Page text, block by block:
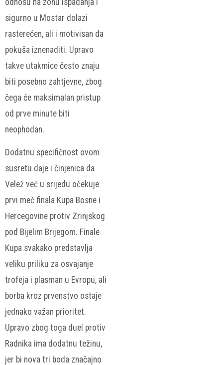
sigurno u Mostar dolazi
rasterećen, ali i motivisan da
pokuša iznenaditi. Upravo
takve utakmice često znaju
biti posebno zahtjevne, zbog
čega će maksimalan pristup
od prve minute biti
neophodan.
Dodatnu specifičnost ovom
susretu daje i činjenica da
Velež već u srijedu očekuje
prvi meč finala Kupa Bosne i
Hercegovine protiv Zrinjskog
pod Bijelim Brijegom. Finale
Kupa svakako predstavlja
veliku priliku za osvajanje
trofeja i plasman u Evropu, ali
borba kroz prvenstvo ostaje
jednako važan prioritet.
Upravo zbog toga duel protiv
Radnika ima dodatnu težinu,
jer bi nova tri boda značajno